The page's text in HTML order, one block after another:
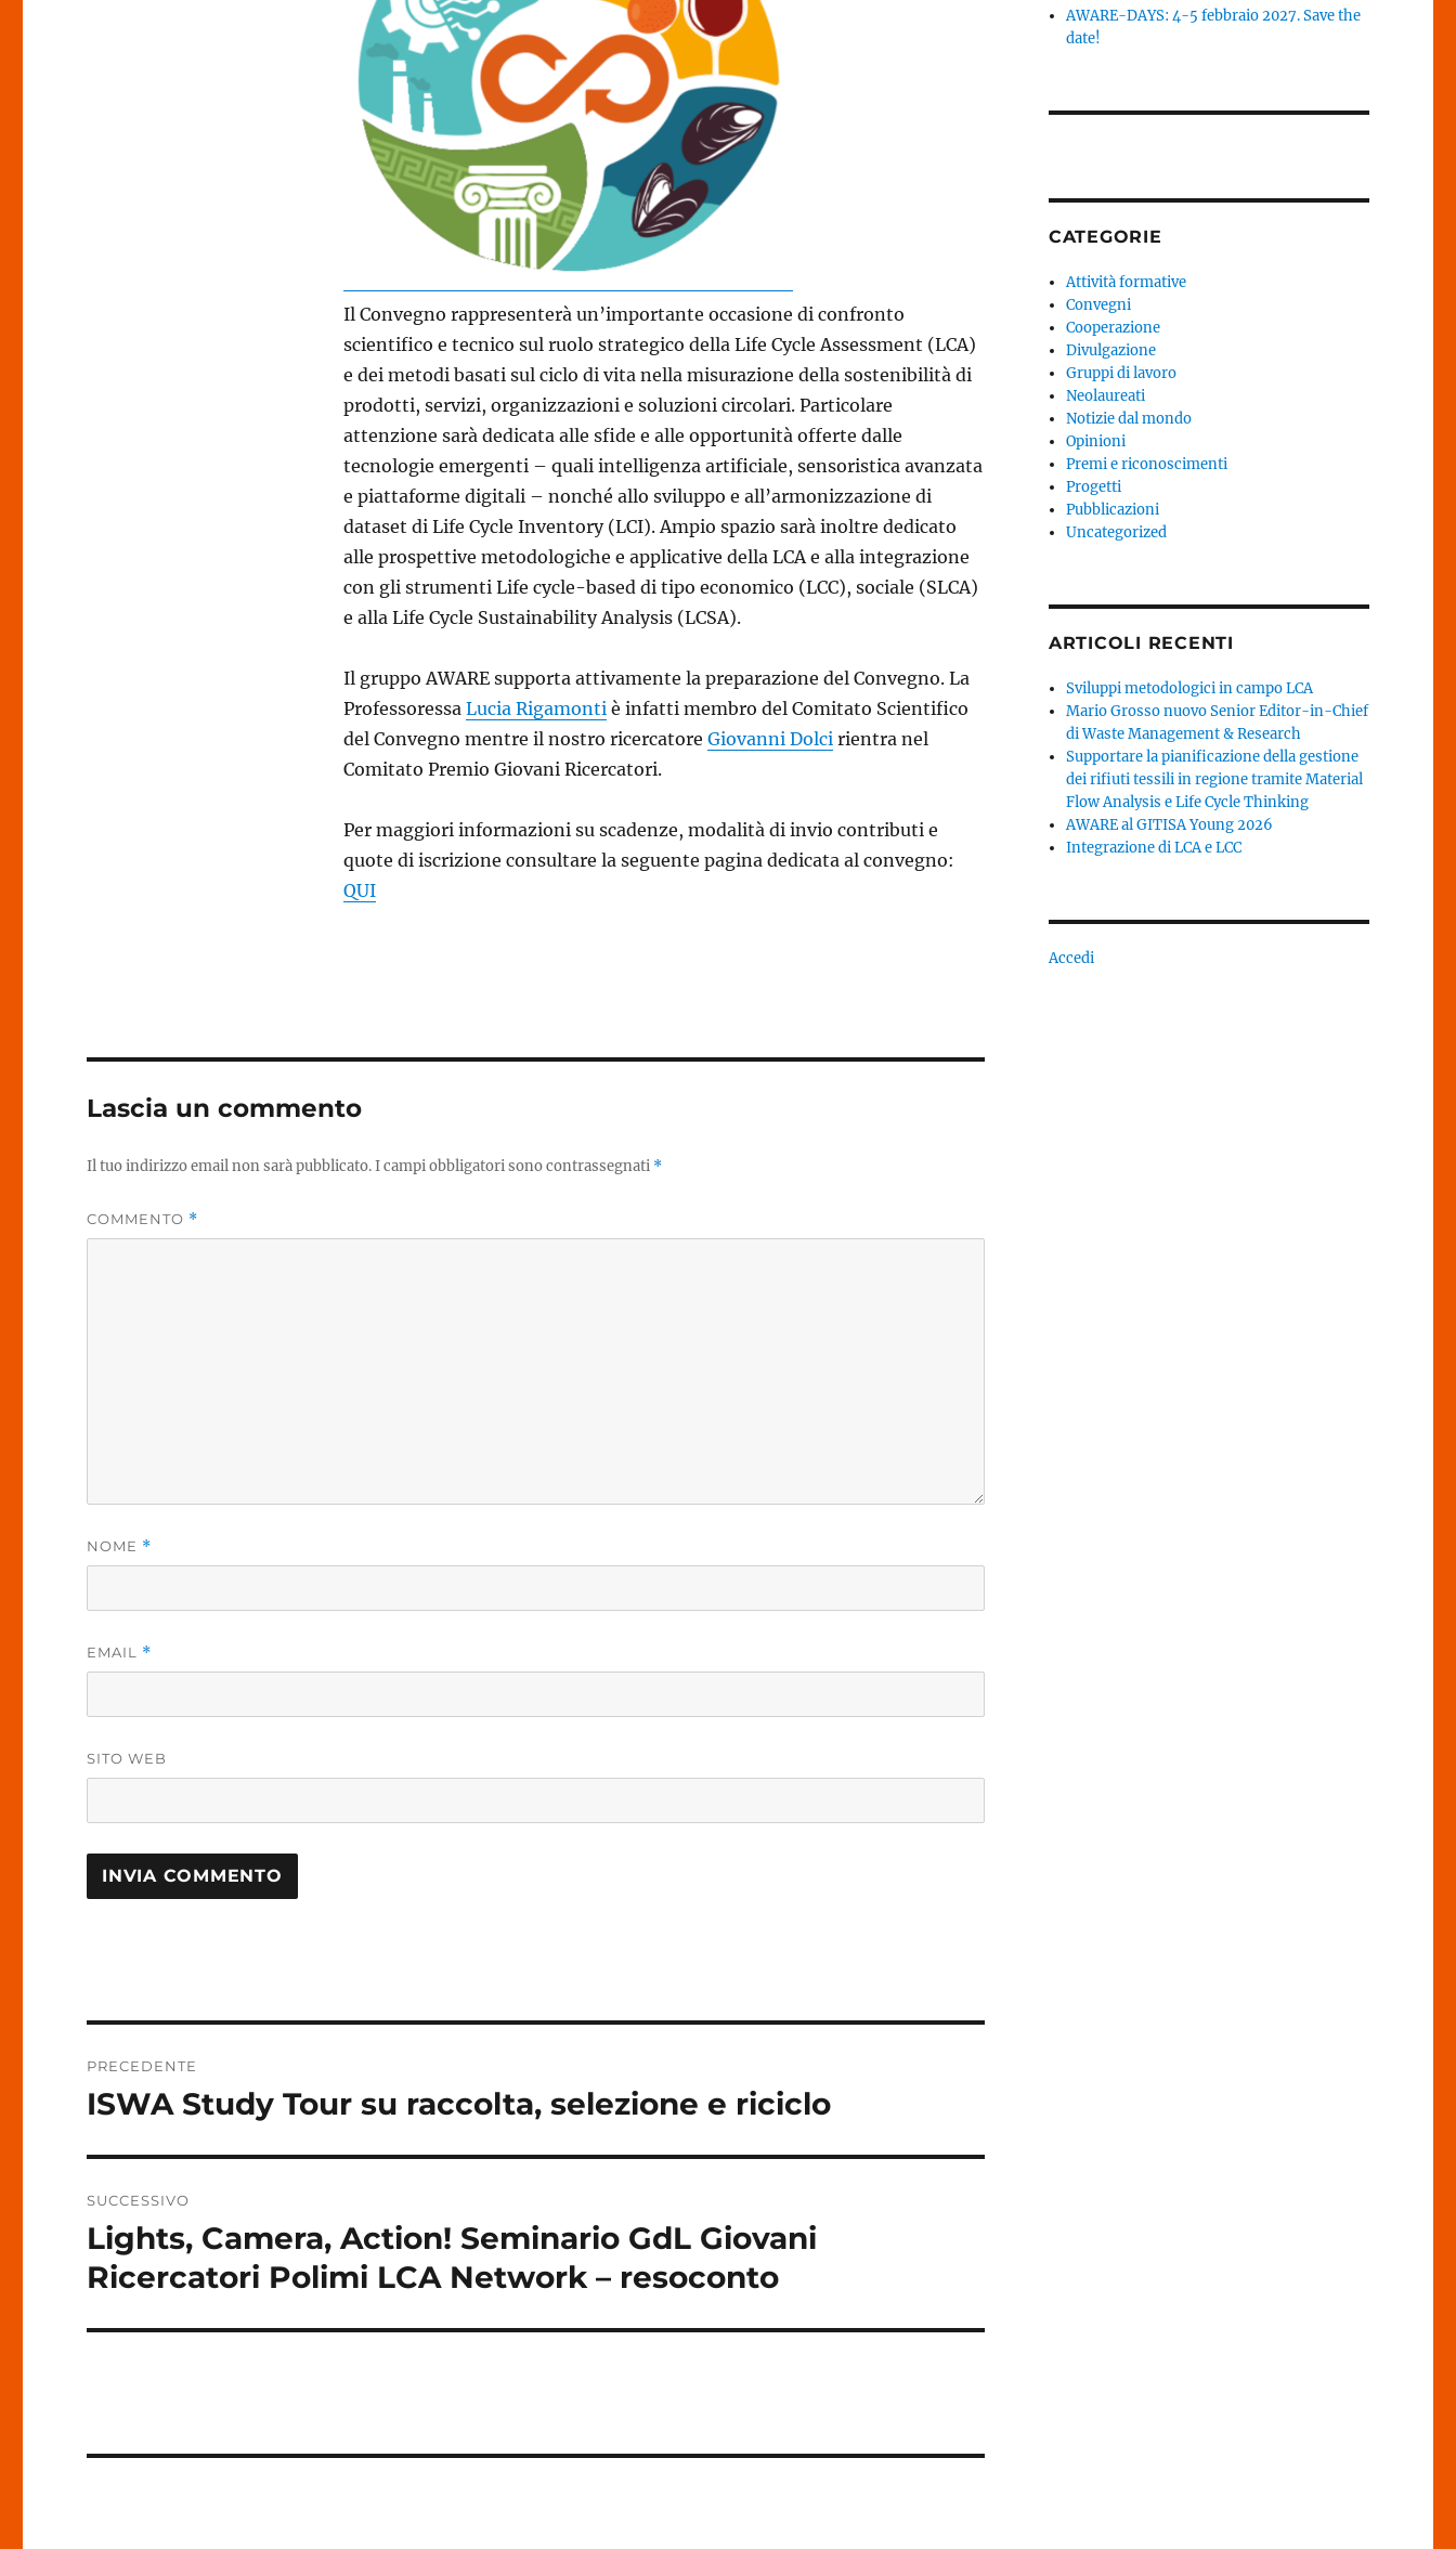
Il Convegno rappresenterà un’importante occasione di confronto
scientifico e tecnico sul ruolo strategico della Life Cycle Assessment (LCA)
e dei metodi basati sul ciclo di vita nella misurazione della sostenibilità di
prodotti, servizi, organizzazioni e soluzioni circolari. Particolare
attenzione sarà dedicata alle sfide e alle opportunità offerte dalle
tecnologie emergenti – quali intelligenza artificiale, sensoristica avanzata
e piattaforme digitali – nonché allo sviluppo e all’armonizzazione di
dataset di Life Cycle Inventory (LCI). Ampio spazio sarà inoltre dedicato
alle prospettive metodologiche e applicative della LCA e alla integrazione
con gli strumenti Life cycle-based di tipo economico (LCC), sociale (SLCA)
e alla Life Cycle Sustainability Analysis (LCSA).
Il gruppo AWARE supporta attivamente la preparazione del Convegno. La
Professoressa Lucia Rigamonti è infatti membro del Comitato Scientifico
del Convegno mentre il nostro ricercatore Giovanni Dolci rientra nel
Comitato Premio Giovani Ricercatori.
Per maggiori informazioni su scadenze, modalità di invio contributi e
quote di iscrizione consultare la seguente pagina dedicata al convegno:
QUI
Lascia un commento
Il tuo indirizzo email non sarà pubblicato.I campi obbligatori sono contrassegnati *
COMMENTO *
NOME *
EMAIL *
SITO WEB
articoli
PRECEDENTE
Articolo
ISWA Study Tour su raccolta, selezione e riciclo
SUCCESSIVO
Articolo
successivo:
Lights, Camera, Action! Seminario GdL Giovani
Ricercatori Polimi LCA Network – resoconto
AWARE-DAYS: 4-5 febbraio 2027. Save the
date!
CATEGORIE
Attività formative
Convegni
Cooperazione
Divulgazione
Gruppi di lavoro
Neolaureati
Notizie dal mondo
Opinioni
Premi e riconoscimenti
Progetti
Pubblicazioni
Uncategorized
ARTICOLI RECENTI
Sviluppi metodologici in campo LCA
Mario Grosso nuovo Senior Editor-in-Chief
di Waste Management & Research
Supportare la pianificazione della gestione
dei rifiuti tessili in regione tramite Material
Flow Analysis e Life Cycle Thinking
AWARE al GITISA Young 2026
Integrazione di LCA e LCC
Accedi